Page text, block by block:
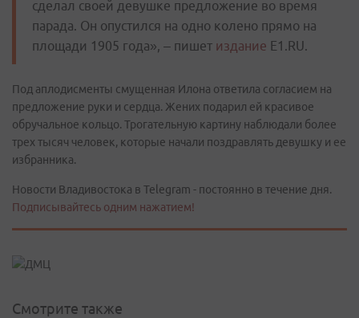
сделал своей девушке предложение во время
парада. Он опустился на одно колено прямо на
площади 1905 года», – пишет издание E1.RU.
Под аплодисменты смущенная Илона ответила согласием на
предложение руки и сердца. Жених подарил ей красивое
обручальное кольцо. Трогательную картину наблюдали более
трех тысяч человек, которые начали поздравлять девушку и ее
избранника.
Новости Владивостока в Telegram - постоянно в течение дня.
Подписывайтесь одним нажатием!
Смотрите также